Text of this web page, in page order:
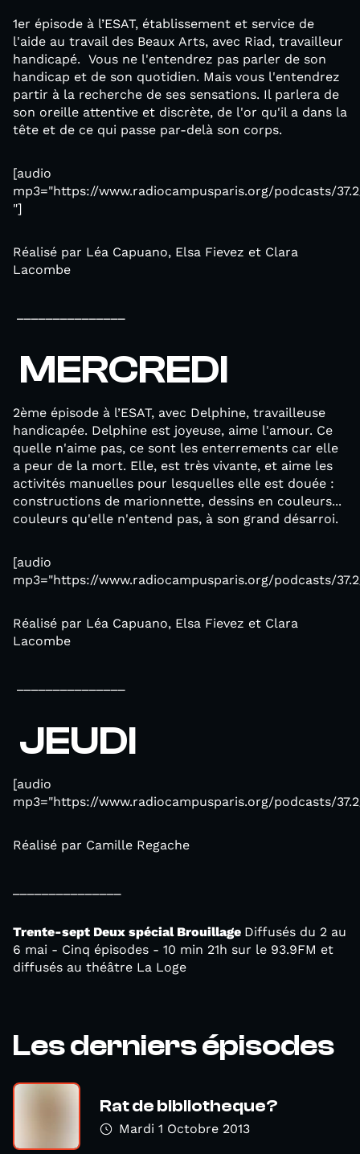
1er épisode à l’ESAT, établissement et service de
l'aide au travail des Beaux Arts, avec Riad, travailleur
handicapé. Vous ne l'entendrez pas parler de son
handicap et de son quotidien. Mais vous l'entendrez
partir à la recherche de ses sensations. Il parlera de
son oreille attentive et discrète, de l'or qu'il a dans la
tête et de ce qui passe par-delà son corps.
[audio
mp3="https://www.radiocampusparis.org/podcasts/
"]
Réalisé par Léa Capuano, Elsa Fievez et Clara
Lacombe
MERCREDI
2ème épisode à l’ESAT, avec Delphine, travailleuse
handicapée. Delphine est joyeuse, aime l'amour. Ce
quelle n'aime pas, ce sont les enterrements car elle
a peur de la mort. Elle, est très vivante, et aime les
activités manuelles pour lesquelles elle est douée :
constructions de marionnette, dessins en couleurs...
couleurs qu'elle n'entend pas, à son grand désarroi.
[audio
mp3="https://www.radiocampusparis.org/podcasts/
Réalisé par Léa Capuano, Elsa Fievez et Clara
Lacombe
JEUDI
[audio
mp3="https://www.radiocampusparis.org/podcasts/
Réalisé par Camille Regache
Trente-sept Deux spécial Brouillage Diffusés du 2 au
6 mai - Cinq épisodes - 10 min 21h sur le 93.9FM et
diffusés au théâtre La Loge
Les derniers épisodes
Rat de bibliotheque?
Mardi 1 Octobre 2013